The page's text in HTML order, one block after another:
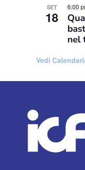
SET
18
6:00
nel
Vedi